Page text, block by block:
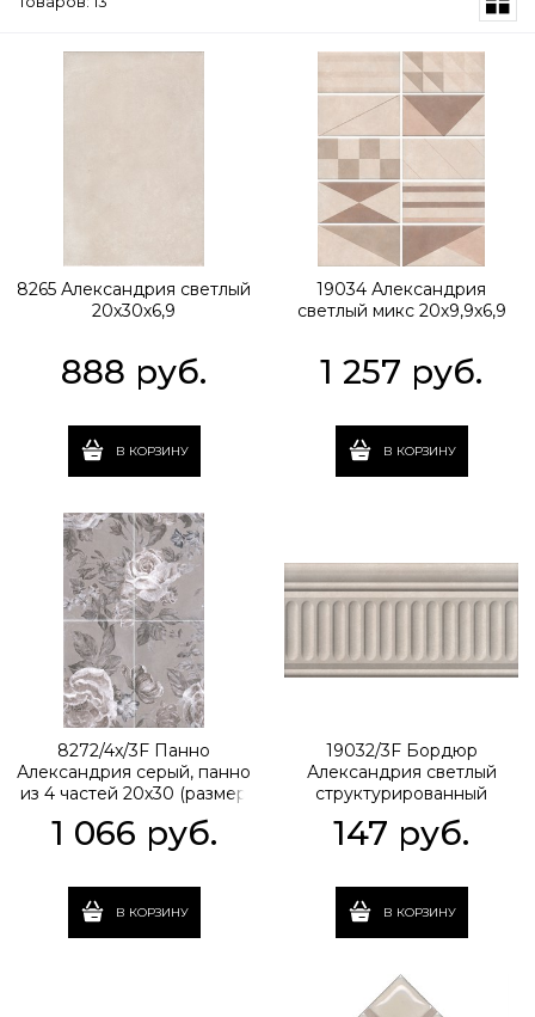
8265 Александрия светлый
20х30х6,9
888 руб.
В КОРЗИНУ
19034 Александрия
светлый микс 20х9,9х6,9
1 257 руб.
В КОРЗИНУ
8272/4x/3F Панно
Александрия серый, панно
из 4 частей 20х30 (размер
каждой части) 40х60х6,9
1 066 руб.
В КОРЗИНУ
19032/3F Бордюр
Александрия светлый
структурированный
147 руб.
В КОРЗИНУ